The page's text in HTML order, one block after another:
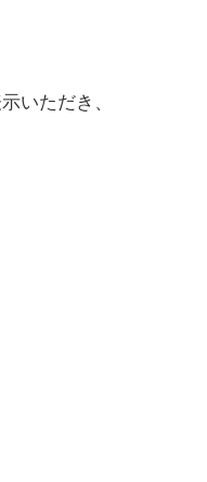
いただき、